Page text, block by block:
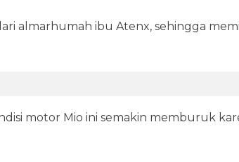
almarhumah ibu Atenx, sehingga
motor Mio ini semakin memburuk